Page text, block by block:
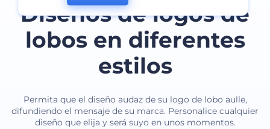
Diseños de logos de
lobos en diferentes
estilos
Permita que el diseño audaz de su logo de lobo aulle,
difundiendo el mensaje de su marca. Personalice cualquier
diseño que elija y será suyo en unos momentos.